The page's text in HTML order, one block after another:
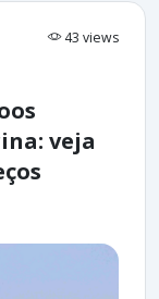
43 views
veja